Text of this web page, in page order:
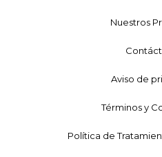
Nuestros
Aviso de
Términos y
Política de